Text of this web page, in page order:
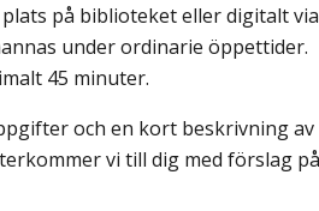
på biblioteket eller digitalt via
under ordinarie öppettider.
45 minuter.
och en kort beskrivning av
vi till dig med förslag på